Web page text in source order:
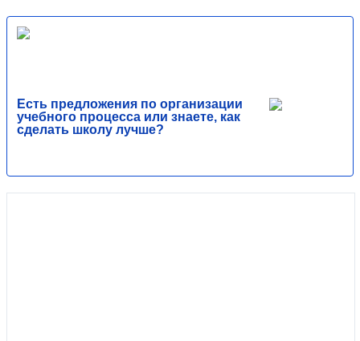
Есть предложения по организации
учебного процесса или знаете, как
сделать школу лучше?